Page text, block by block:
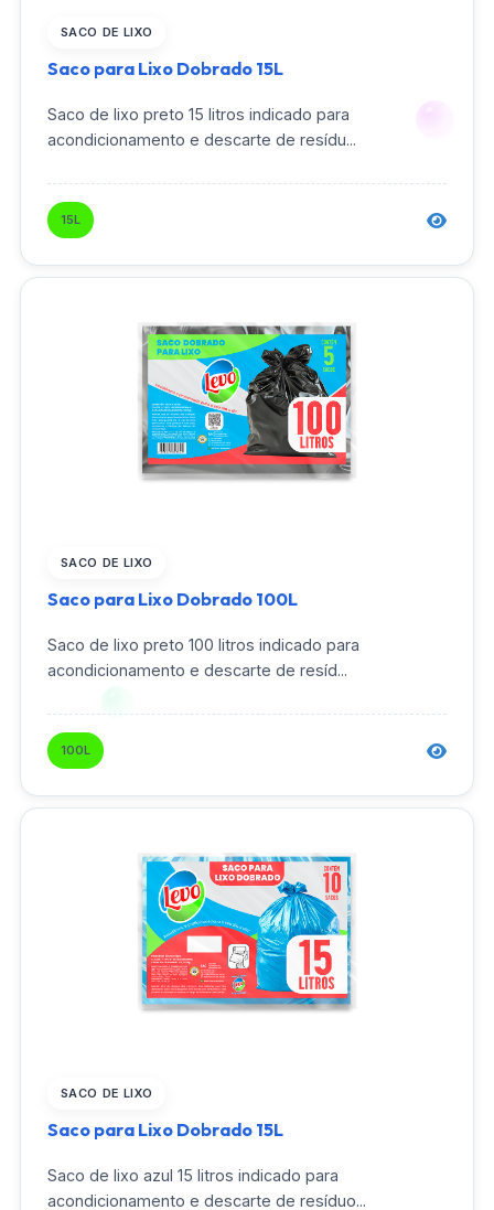
SACO DE LIXO
Saco para Lixo Dobrado 15L
Saco de lixo preto 15 litros indicado para
acondicionamento e descarte de resídu...
15L
SACO DE LIXO
Saco para Lixo Dobrado 100L
Saco de lixo preto 100 litros indicado para
acondicionamento e descarte de resíd...
100L
SACO DE LIXO
Saco para Lixo Dobrado 15L
Saco de lixo azul 15 litros indicado para
acondicionamento e descarte de resíduo...